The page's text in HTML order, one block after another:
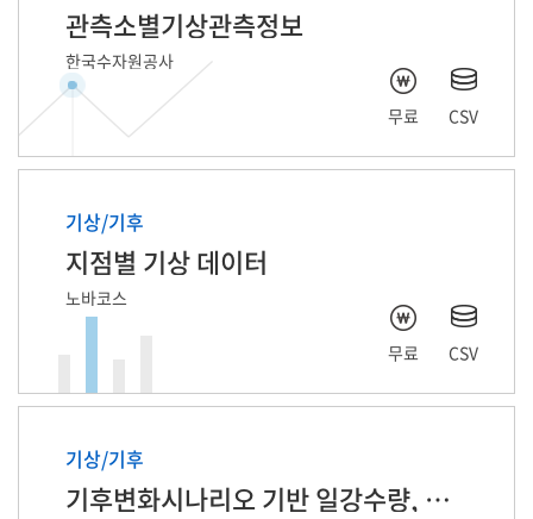
관측소별기상관측정보
한국수자원공사
무료 CSV
기상/기후
지점별 기상 데이터
노바코스
무료 CSV
기상/기후
기후변화시나리오 기반 일강수량, 일기온 데이터